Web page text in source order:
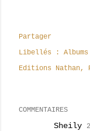
Partager
Libellés :
Editions Nathan
COMMENTAIRES
Sheily